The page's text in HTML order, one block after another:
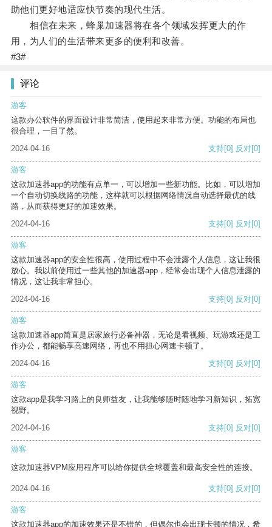
助他们更好地适应快节奏的现代生活。
相信在未来，蜂巢加速器将在各个领域发挥更大的作
用，为人们的生活带来更多的便利和改善。
#3#
评论
游客
这款办公软件的界面设计非常简洁，使用起来非常方便。功能的布局也
很合理，一目了然。
2024-04-16
支持[0] 反对[0]
游客
这款加速器app的功能有点单一，可以增加一些新功能。比如，可以增加
一个自动切换线路的功能，这样就可以根据网络情况自动选择最优的线
路，从而获得更好的加速效果。
2024-04-16
支持[0] 反对[0]
游客
这款加速器app的安全性很高，使用过程中不会泄露个人信息，这让我很
放心。我以前使用过一些其他的加速器app，经常会出现个人信息泄露的
情况，这让我非常担心。
2024-04-16
支持[0] 反对[0]
游客
这款加速器app简直是居家旅行必备神器，无论是看视频、玩游戏还是工
作办公，都能畅享高速网络，再也不用担心网速卡顿了。
2024-04-16
支持[0] 反对[0]
游客
这款app是我学习路上的良师益友，让我能够随时随地学习新知识，拓宽
视野。
2024-04-16
支持[0] 反对[0]
游客
这款加速器VPM应用程序可以给你提供全球覆盖和最高安全性的连接。
2024-04-16 支持[0] 反对[0]
游客
这款加速器app的加速效果还是不错的，但偶尔也会出现卡顿的情况，希